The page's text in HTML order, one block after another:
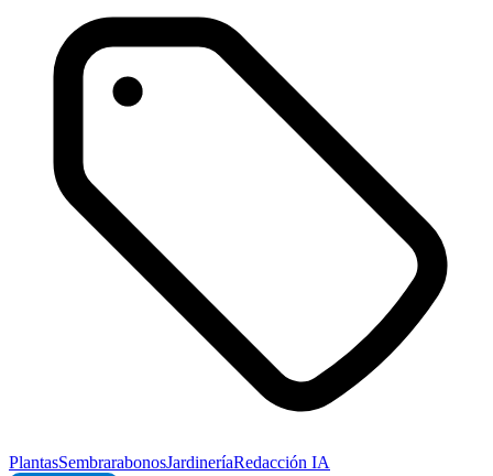
PlantasSembrarabonosJardineríaRedacción IA